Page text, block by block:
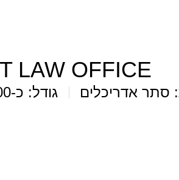
LAW OFFICE
סתר אדריכלים גודל: כ-9,000 מ"ר